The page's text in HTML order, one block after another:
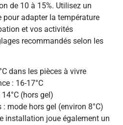
de 10 à 15%. Utilisez un
adapter la température
et vos activités
recommandés selon les
dans les pièces à vivre
: 16-17°C
(hors gel)
mode hors gel (environ 8°C)
installation joue également un